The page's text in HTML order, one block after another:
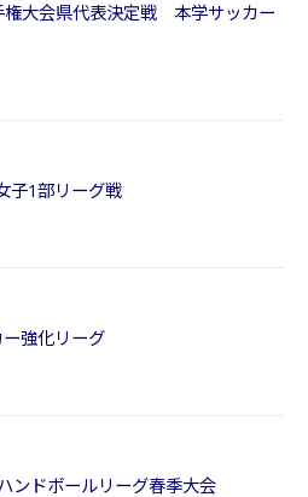
権大会県代表決定戦 本学サッカー
子1部リーグ戦
強化リーグ
ンドボールリーグ春季大会